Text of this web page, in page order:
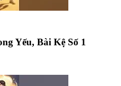
Yếu, Bài Kệ Số 1